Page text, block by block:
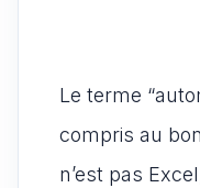
Le terme
compris au
n’est pas